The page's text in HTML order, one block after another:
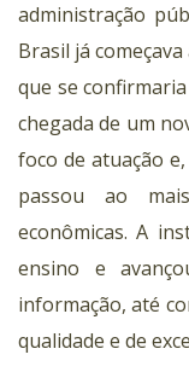
administração
Brasil já
que se
chegada de um
foco de atuação
passou ao
econômicas. A
ensino e
informação, até
qualidade e de